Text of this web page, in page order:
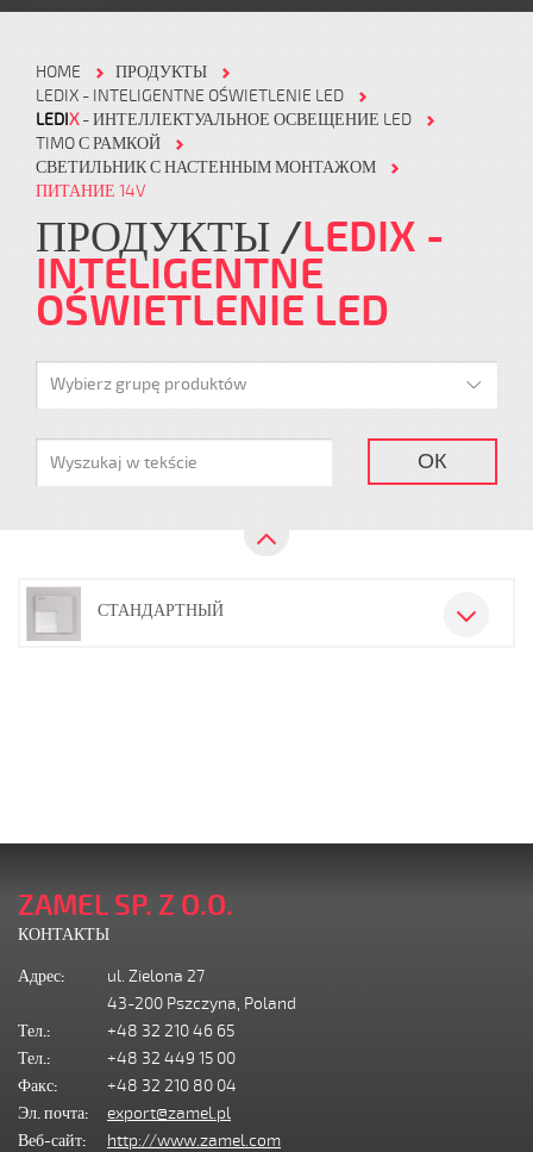
HOME
ПРОДУКТЫ
LEDIX - INTELIGENTNE OŚWIETLENIE LED
LEDIX- ИНТЕЛЛЕКТУАЛЬНОЕ ОСВЕЩЕНИЕ LED
TIMO С РАМКОЙ
СВЕТИЛЬНИК С НАСТЕННЫМ МОНТАЖОМ
ПИТАНИЕ 14V
ПРОДУКТЫ LEDIX -
INTELIGENTNE
OŚWIETLENIE LED
Wybierz grupę produktów
ОК
СТАНДАРТНЫЙ
ZAMEL SP. Z O.O.
КОНТАКТЫ
Адрес:
ul. Zielona 27
43-200 Pszczyna, Poland
Тел.:
+48 32 210 46 65
Тел.:
+48 32 449 15 00
Факс:
+48 32 210 80 04
Эл. почта:
export@zamel.pl
Веб-сайт:
http://www.zamel.com